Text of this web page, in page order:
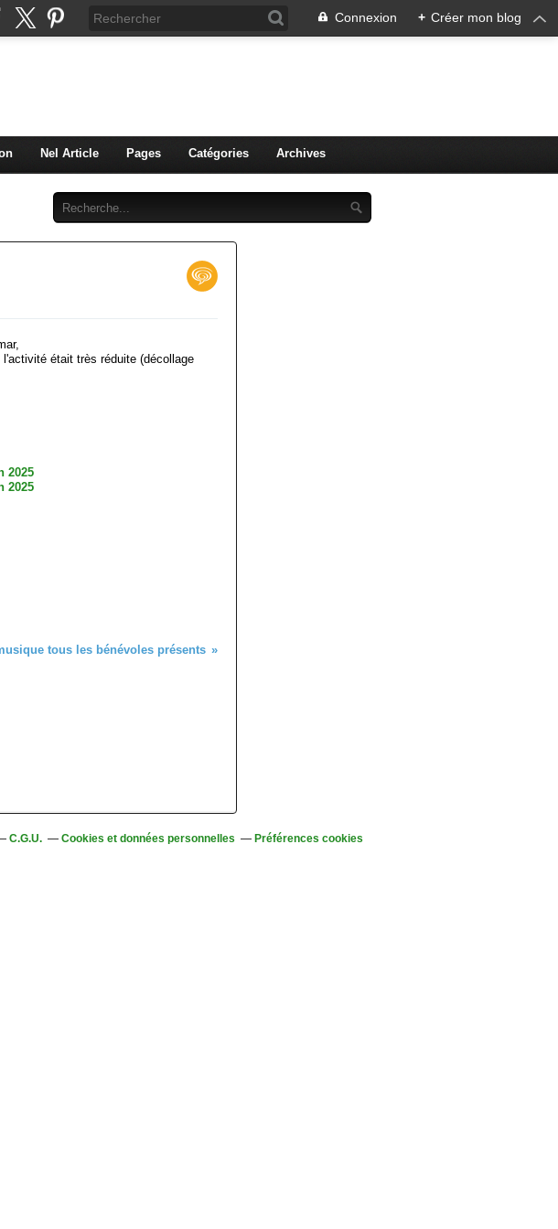
Connexion + Créer mon blog
Nel Article Pages Catégories Archives
était très réduite (décollage
tous les bénévoles présents
C.G.U. Cookies et données personnelles Préférences cookies